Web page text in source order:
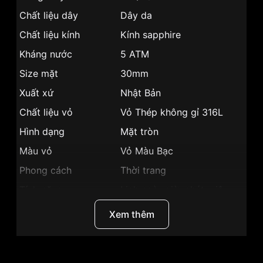
Chất liệu dây
Dây da
Chất liệu kính
Kính sapphire
Kháng nước
5 ATM
Size mặt
30mm
Xuất xứ
Nhật Bản
Chất liệu vỏ
Vỏ Thép không gỉ 316L
Hình dạng
Mặt tròn
Màu vỏ
Vỏ Màu Bạc
Phong cách
Thời trang
6mm
Mặt đen
Xem thêm